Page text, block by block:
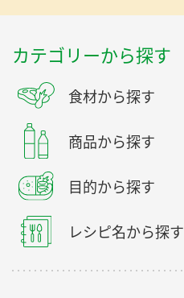
カテゴリーから探す
食材から探す
商品から探す
目的から探す
レシピ名から探す